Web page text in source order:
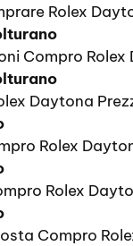
Rolex
Compro Rolex
Daytona
Rolex
Rolex
Compro